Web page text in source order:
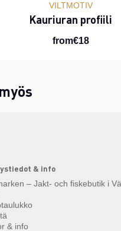
VILTMOTIV
Kauriuran profiili
from€18
& info
– Jakt- och fiskebutik i
& info